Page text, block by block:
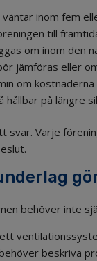
inom fem
till
om inom den
jämföras eller
om kostnaderna
hållbar på längre
svar. Varje
behöver inte
beskriva